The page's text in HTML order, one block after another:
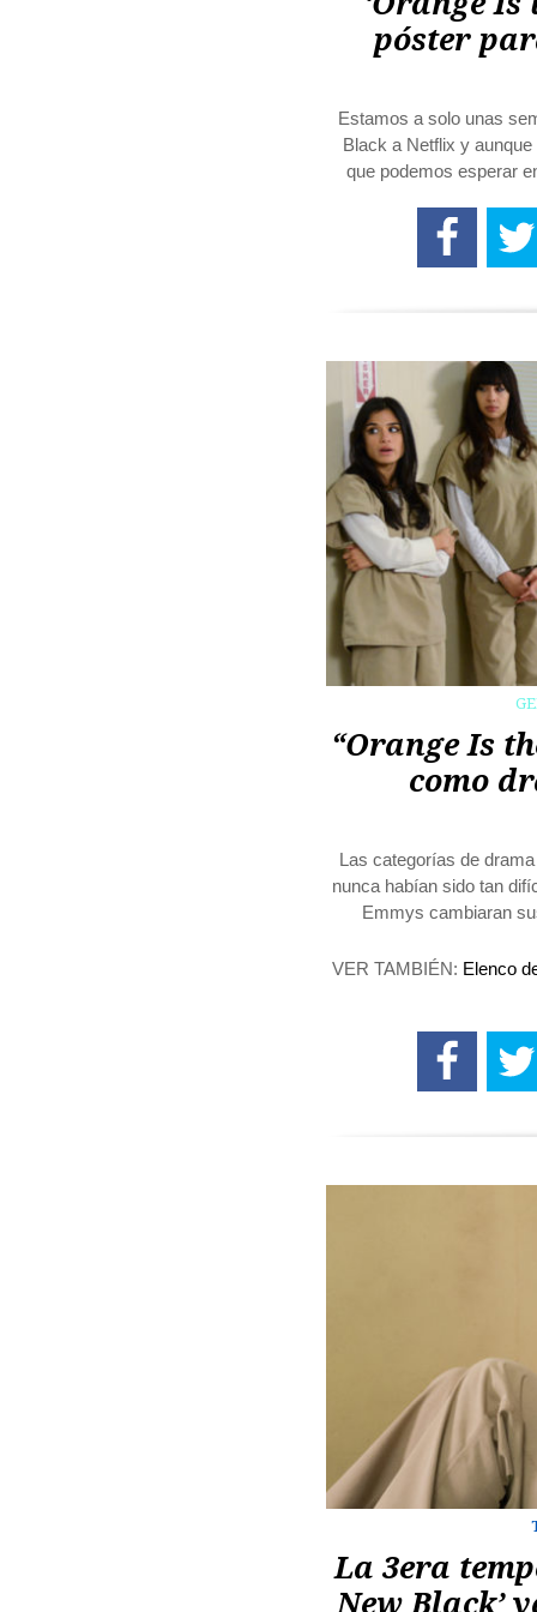
póster
Estamos a solo unas
Black a Netflix y
que podemos esperar
“Orange Is
como
Las categorías de
nunca habían sido tan
Emmys cambiaran
VER TAMBIÉN: Elenco
La 3era
New Black’